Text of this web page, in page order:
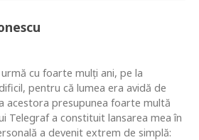
cu foarte mulţi ani, pe la
pentru că lumea era avidă de
acestora presupunea foarte multă
Telegraf a constituit lansarea mea în
a devenit extrem de simplă: